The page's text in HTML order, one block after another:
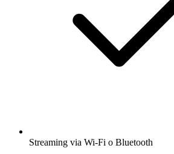
Streaming via Wi-Fi o Bluetooth